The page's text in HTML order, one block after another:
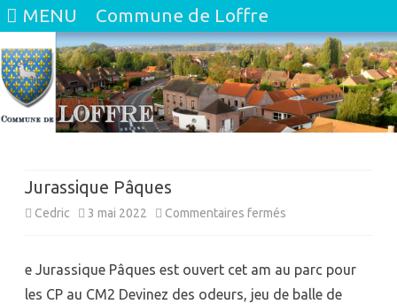
MENU Commune de Loffre
Jurassique Pâques
Cedric 3 mai 2022 Commentaires fermés
Pâques
e Jurassique Pâques est ouvert cet am au parc pour
les CP au CM2 Devinez des odeurs, jeu de balle de